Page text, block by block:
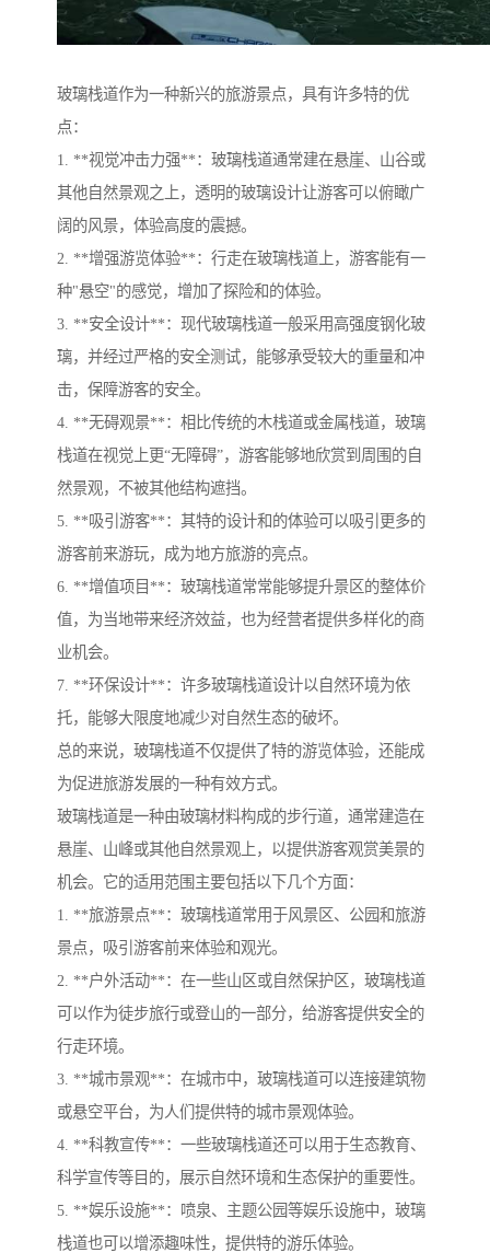
玻璃栈道作为一种新兴的旅游景点，具有许多特的优
点：
1. **视觉冲击力强**：玻璃栈道通常建在悬崖、山谷或
其他自然景观之上，透明的玻璃设计让游客可以俯瞰广
阔的风景，体验高度的震撼。
2. **增强游览体验**：行走在玻璃栈道上，游客能有一
种"悬空"的感觉，增加了探险和的体验。
3. **安全设计**：现代玻璃栈道一般采用高强度钢化玻
璃，并经过严格的安全测试，能够承受较大的重量和冲
击，保障游客的安全。
4. **无碍观景**：相比传统的木栈道或金属栈道，玻璃
栈道在视觉上更“无障碍”，游客能够地欣赏到周围的自
然景观，不被其他结构遮挡。
5. **吸引游客**：其特的设计和的体验可以吸引更多的
游客前来游玩，成为地方旅游的亮点。
6. **增值项目**：玻璃栈道常常能够提升景区的整体价
值，为当地带来经济效益，也为经营者提供多样化的商
业机会。
7. **环保设计**：许多玻璃栈道设计以自然环境为依
托，能够大限度地减少对自然生态的破坏。
总的来说，玻璃栈道不仅提供了特的游览体验，还能成
为促进旅游发展的一种有效方式。
玻璃栈道是一种由玻璃材料构成的步行道，通常建造在
悬崖、山峰或其他自然景观上，以提供游客观赏美景的
机会。它的适用范围主要包括以下几个方面：
1. **旅游景点**：玻璃栈道常用于风景区、公园和旅游
景点，吸引游客前来体验和观光。
2. **户外活动**：在一些山区或自然保护区，玻璃栈道
可以作为徒步旅行或登山的一部分，给游客提供安全的
行走环境。
3. **城市景观**：在城市中，玻璃栈道可以连接建筑物
或悬空平台，为人们提供特的城市景观体验。
4. **科教宣传**：一些玻璃栈道还可以用于生态教育、
科学宣传等目的，展示自然环境和生态保护的重要性。
5. **娱乐设施**：喷泉、主题公园等娱乐设施中，玻璃
栈道也可以增添趣味性，提供特的游乐体验。